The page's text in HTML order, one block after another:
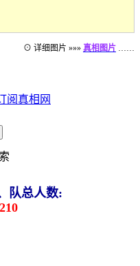
⊙ 详细图片 »»» 真相图片 ……
队总人数: